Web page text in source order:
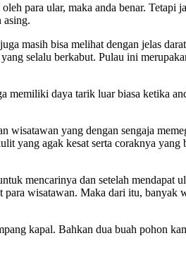
para ular, maka anda benar. Tetapi
asing.
masih bisa melihat dengan jelas
selalu berkabut. Pulau ini
daya tarik luar biasa ketika
yang dengan sengaja
yang agak kesat serta coraknya yang
mencarinya dan setelah mendapat
wisatawan. Maka dari itu, banyak
kapal. Bahkan dua buah pohon